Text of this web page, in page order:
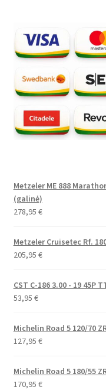
Metzeler ME 888
(galinė)
278,95 €
Metzeler Cruisetec Rf.
205,95 €
CST C-186 3.00 - 19 45P
53,95 €
Michelin Road 5 120/70
127,95 €
Michelin Road 5 180/55
170,95 €